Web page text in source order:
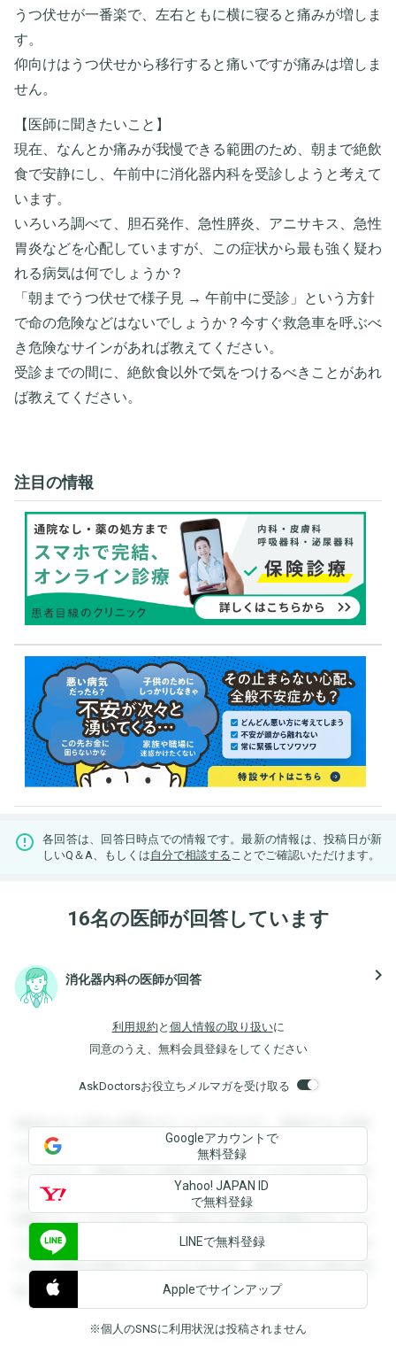
うつ伏せが一番楽で、左右ともに横に寝ると痛みが増しま
す。
仰向けはうつ伏せから移行すると痛いですが痛みは増しま
せん。
​【医師に聞きたいこと】
現在、なんとか痛みが我慢できる範囲のため、朝まで絶飲
食で安静にし、午前中に消化器内科を受診しようと考えて
います。
​いろいろ調べて、胆石発作、急性膵炎、アニサキス、急性
胃炎などを心配していますが、この症状から最も強く疑わ
れる病気は何でしょうか？
​「朝までうつ伏せで様子見 → 午前中に受診」という方針
で命の危険などはないでしょうか？今すぐ救急車を呼ぶべ
き危険なサインがあれば教えてください。
​受診までの間に、絶飲食以外で気をつけるべきことがあれ
ば教えてください。
注目の情報
各回答は、回答日時点での情報です。最新の情報は、投稿日が新
しいQ＆A、もしくは自分で相談する ことでご確認いただけます。
16名の医師が回答しています
消化器内科の医師が回答 navigate_next
利用規約 と 個人情報の取り扱いに
同意のうえ、無料会員登録をしてください
AskDoctorsお役立ちメルマガを受け取る
登録すると回答を閲覧することができます。登録すると回答
を閲覧することができます。登録すると回答を閲覧すること
ができます。登録すると回答を閲覧することができます。登
録すると回答を閲覧することができます。登録すると回答を
閲覧することができます。登録すると回答を閲覧することが
できます。登録すると回答を閲覧することができます。登録
すると回答を閲覧することができます。登録すると回答を閲
覧することができます。
Googleアカウントで
無料登録
Yahoo! JAPAN ID
で無料登録
LINEで無料登録
Appleでサインアップ
※個人のSNSに利用状況は投稿されません